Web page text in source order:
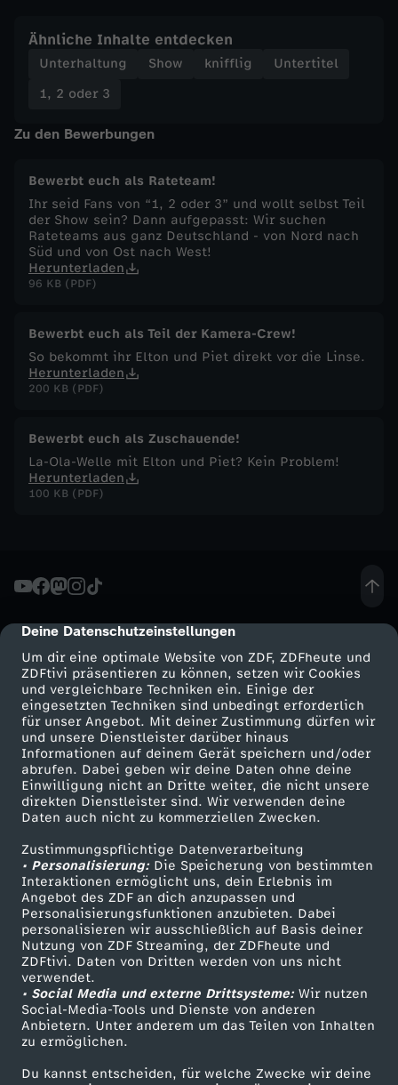
cmp-dialog-description
Deine Datenschutzeinstellungen
Um dir eine optimale Website von ZDF, ZDFheute und
ZDFtivi präsentieren zu können, setzen wir Cookies
und vergleichbare Techniken ein. Einige der
eingesetzten Techniken sind unbedingt erforderlich
für unser Angebot. Mit deiner Zustimmung dürfen wir
und unsere Dienstleister darüber hinaus
Informationen auf deinem Gerät speichern und/oder
abrufen. Dabei geben wir deine Daten ohne deine
Einwilligung nicht an Dritte weiter, die nicht unsere
direkten Dienstleister sind. Wir verwenden deine
Daten auch nicht zu kommerziellen Zwecken.
Zustimmungspflichtige Datenverarbeitung
• Personalisierung:Die Speicherung von bestimmten
Interaktionen ermöglicht uns, dein Erlebnis im
Angebot des ZDF an dich anzupassen und
Personalisierungsfunktionen anzubieten. Dabei
personalisieren wir ausschließlich auf Basis deiner
Nutzung von ZDF Streaming, der ZDFheute und
ZDFtivi. Daten von Dritten werden von uns nicht
verwendet.
• Social Media und externe Drittsysteme:Wir nutzen
Social-Media-Tools und Dienste von anderen
Anbietern. Unter anderem um das Teilen von Inhalten
zu ermöglichen.
Du kannst entscheiden, für welche Zwecke wir deine
T
r
i
c
k
s
n
Ähnliche Inhalte entdecken
Unterhaltung Show knifflig
Untertitel
1, 2 oder 3
Zu den Bewerbungen
Bewerbt euch als Rateteam!
Ihr seid Fans von “1, 2 oder 3” und wollt selbst Teil
der Show sein? Dann aufgepasst: Wir suchen
Rateteams aus ganz Deutschland - von Nord nach
Süd und von Ost nach West!
Herunterladen
96 KB (PDF)
Bewerbt euch als Teil der Kamera-Crew!
So bekommt ihr Elton und Piet direkt vor die Linse.
Herunterladen
200 KB (PDF)
Bewerbt euch als Zuschauende!
La-Ola-Welle mit Elton und Piet? Kein Problem!
Herunterladen
100 KB (PDF)
Mehr ZDF
ZDF-Apps
Smart TV
ZDFtext
Livestreams
Sendungen A-Z
TV-Programm
Service
ZDFmitreden
Kontakt zum ZDF
Tickets
Zuschauerservice
Hilfe
ZDF Unternehmen
Karriere